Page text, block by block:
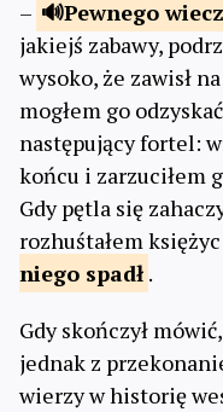
–
Pewnego
jakiejś zabawy,
wysoko, że zawisł
mogłem go
następujący fortel:
końcu i zarzuciłem
Gdy pętla się
rozhuśtałem
niego spadł .
Gdy skończył
jednak z
wierzy w historię